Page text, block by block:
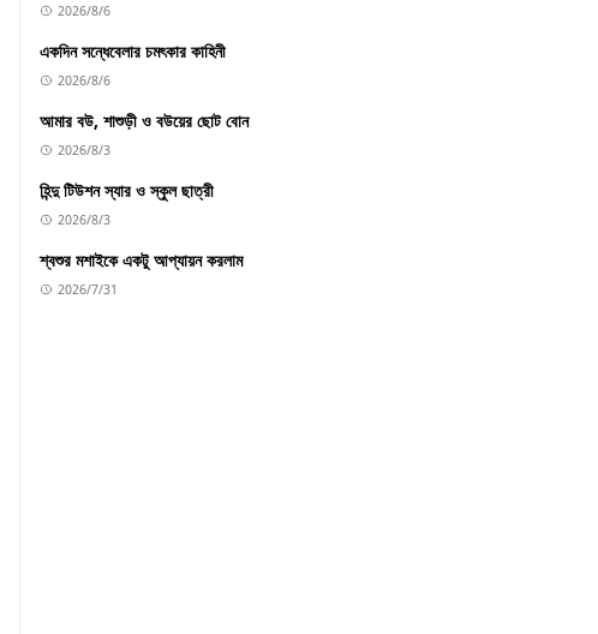
2026/8/6
একদিন সন্ধেবেলার চমৎকার কাহিনী
2026/8/6
আমার বউ, শাশুড়ী ও বউয়ের ছোট বোন
2026/8/3
হিন্দু টিউশন স্যার ও স্কুল ছাত্রী
2026/8/3
শ্বশুর মশাইকে একটু আপ্যায়ন করলাম
2026/7/31